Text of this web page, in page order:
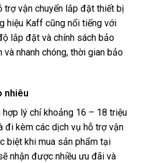
trợ vận chuyển lắp đặt thiết bị
hiệu Kaff cũng nổi tiếng với
lắp đặt và chính sách bảo
nhanh chóng, thời gian bảo
nhiêu
lý chỉ khoảng 16 – 18 triệu
đi kèm các dịch vụ hỗ trợ vận
biệt khi mua sản phẩm tại
nhận được nhiều ưu đãi và